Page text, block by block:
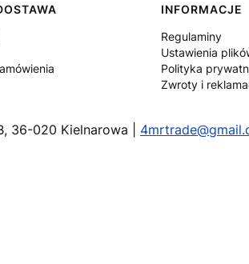
INFORMACJE
Regulaminy
Ustawienia
Polityka
Zwroty i
36-020 Kielnarowa |